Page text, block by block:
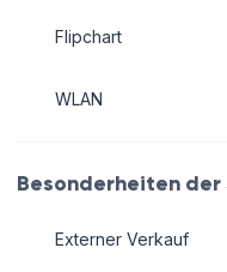
Flipchart
WLAN
Besonderheiten
Externer Verkauf